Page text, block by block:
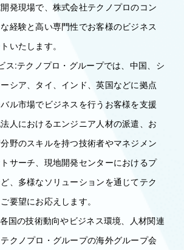
発現場で、株式会社テクノプロのコン
経験と高い専門性でお客様のビジネス
いたします。
ス:テクノプロ・グループでは、中国、シ
シア、タイ、インド、英国などに拠点
ル市場でビジネスを行うお客様を支援
人におけるエンジニア人材の派遣、お
野のスキルを持つ技術者やマネジメン
サーチ、現地開発センターにおけるプ
、多様なソリューションを通じてテク
要望にお応えします。
国の技術動向やビジネス環境、人材関連
クノプロ・グループの海外グループ会